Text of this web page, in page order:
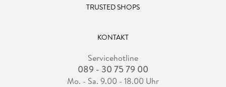
TRUSTED SHOPS
KONTAKT
Servicehotline
089 - 30 75 79 00
Mo. - Sa. 9.00 - 18.00 Uhr